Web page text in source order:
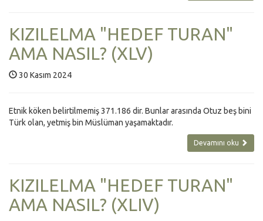
KIZILELMA "HEDEF TURAN"
AMA NASIL? (XLV)
30 Kasım 2024
Etnik köken belirtilmemiş 371.186 dir. Bunlar arasında Otuz beş bini
Türk olan, yetmiş bin Müslüman yaşamaktadır.
Devamını oku
KIZILELMA "HEDEF TURAN"
AMA NASIL? (XLIV)